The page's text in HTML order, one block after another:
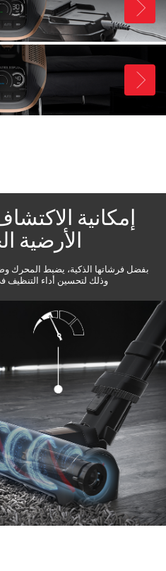
إمكانية
الأرضية
بفضل فرشاتها الذكية، يضبط المحرك
وذلك لتحسين أداء